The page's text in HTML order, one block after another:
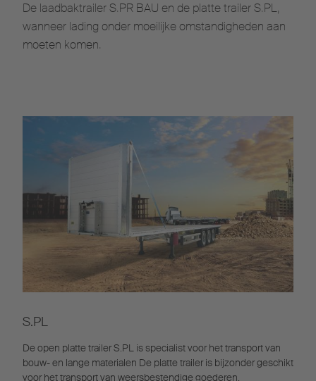
De laadbaktrailer S.PR BAU en de platte trailer S.PL,
wanneer lading onder moeilijke omstandigheden aan
moeten komen.
S.PL
De open platte trailer S.PL is specialist voor het transport van
bouw- en lange materialen De platte trailer is bijzonder geschikt
voor het transport van weersbestendige goederen.